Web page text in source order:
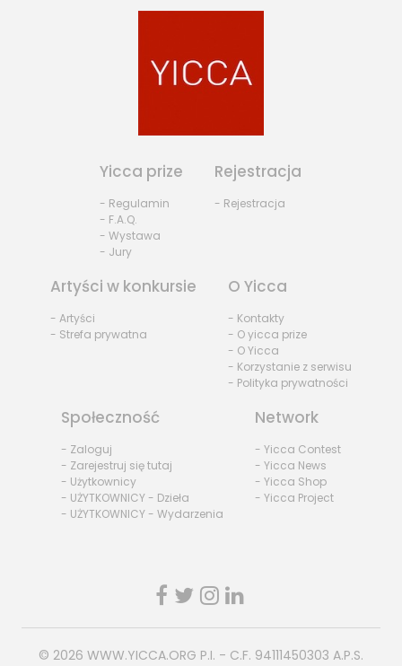
Yicca prize
- Regulamin
- F.A.Q.
- Wystawa
- Jury
Rejestracja
- Rejestracja
Artyści w konkursie
- Artyści
- Strefa prywatna
O Yicca
- Kontakty
- O yicca prize
- O Yicca
- Korzystanie z serwisu
- Polityka prywatności
Społeczność
- Zaloguj
- Zarejestruj się tutaj
- Użytkownicy
- UŻYTKOWNICY - Dzieła
- UŻYTKOWNICY - Wydarzenia
Network
- Yicca Contest
- Yicca News
- Yicca Shop
- Yicca Project
© 2026 WWW.YICCA.ORG P.I. - C.F. 94111450303 A.P.S.